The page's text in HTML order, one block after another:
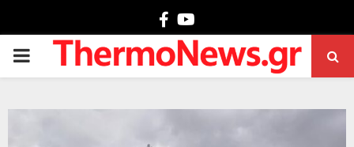
Facebook
PRIMARY